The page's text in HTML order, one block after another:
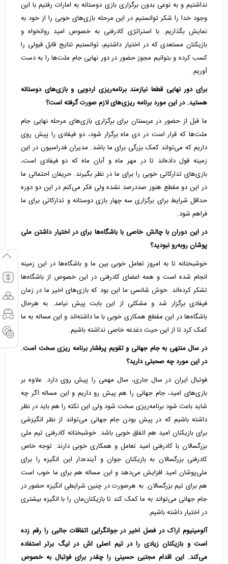
نداشتیم و به نوعی بدون برگزاری بازی دوستانه به امارات رفتیم با این
وجود خدا را شکر توانستیم در این مرحله بازی‌های خوبی را از خود به
نمایش بگذاریم. با استراتژی کادرفنی به خصوص امید روانخواه و
بازیکنان مستعدی که در اختیار داشتیم، توانستیم نتایج قابل قبولی را
کسب کرده و بتوانیم مجوز حضور در دور نهایی جام ملت‌ها را به دست
آوریم.
برای دور نهایی قطعا نیازمند برنامه‌ریزی اردویی و بازی‌های دوستانه
هستید. در این مورد برنامه ریزی‌های لازم صورت گرفته است؟
ما قبل از حضور در عربستان برای برگزاری بازی‌های مرحله نهایی جام
ملت‌ها که قرار است در دی ماه برگزار شود، دو فیفادی را پیش روی
داریم که می‌تواند کمک بزرگی برای ما باشد. مدیران فدراسیون در این
زمینه قول داده‌اند تا در مهر ماه و آبان ماه که دو فیفادی است،
بازی‌های تدارکاتی خوبی را برای ما در نظر بگیرند. حریفان احتمالی ما
در این دو مقطع هنوز صددرصد نشده ولی فکر می‌کنم در این دو دوره
حداقل شرایط برای برگزاری سه چهار بازی دوستانه و تدارکاتی برای ما
فراهم شود.
در این دوران با چالش خاصی با باشگاه‌ها برای در اختیار داشتن ملی
پوشان رو‌به‌رو نبودید؟
خوشبختانه تا به امروز تعامل خوبی بین ما و باشگاه‌ها در این زمینه
انجام شده است و همه اعضای کادرفنی در این خصوص از باشگاه‌ها
تشکر کرده‌اند. خوش شانسی ما این بود که بازی‌های اخیر ما در زمان
فیفادی برگزار شد و مشکلی از این بابت پیش نیامد. به هرحال
باشگاه‌ها در این مقطع همکاری خوبی با ما داشته‌اند و این مساله به ما
کمک کرد تا از این حیث دغدغه خاصی نداشته باشیم.
در سال منتهی به جام جهانی و تقویم پرفشار برنامه ریزی سخت است.
در این مورد چه صحبتی دارید؟
فوتبال ایران در سال جاری، سال مهمی را پیش روی دارد. علاوه بر
بازی‌های امید، جام جهانی را هم پیش رو داریم و این مساله اگر چه
شاید باعث شود برنامه‌ریزی سخت شود ولی این نکته را هم باید در نظر
داشته باشیم که در پیش بودن جام جهانی می‌تواند از نظر انگیزشی
برای بازیکنان امید هم اتفاق خوبی باشد. خوشبختانه کادرفنی تیم ملی
بزرگسالان با کادرفنی امید تعامل و همکاری خوبی دارند. توجه خاص
کادرفنی بزرگسالان به بازیکنان جوان و آینده‌دار این انگیزه را برای
ملی‌پوشان امید افزایش می‌دهد و این مساله هم برای ما خوب است
هم برای تیم بزرگسالان. به هرصورت در چنین شرایطی انگیزه حضور در
جام جهانی می‌تواند به ما کمک کند تا بازیکنان‌مان را با انگیزه بیشتری
در اختیار داشته باشیم.
آلومینیوم اراک در فصل اخیر در جوانگرایی اتفاقات جالبی را رقم زده
است و بازیکنان زیادی را در تیم اصلی اش در لیگ برتر استفاده
می‌کند. این اقدام مجتبی حسینی را چقدر برای فوتبال به خصوص